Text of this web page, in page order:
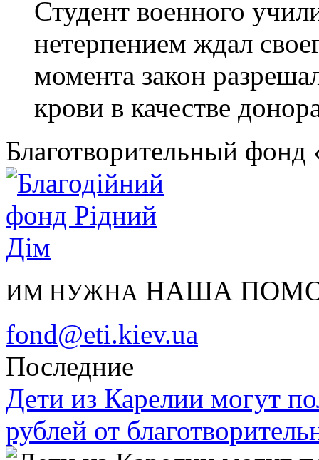
Студент военного
нетерпением ждал
момента закон
крови в качестве
Благотворительный
ИМ НУЖНА НАША
fond@eti.kiev.ua
Последние
Дети из Карелии могут
рублей от